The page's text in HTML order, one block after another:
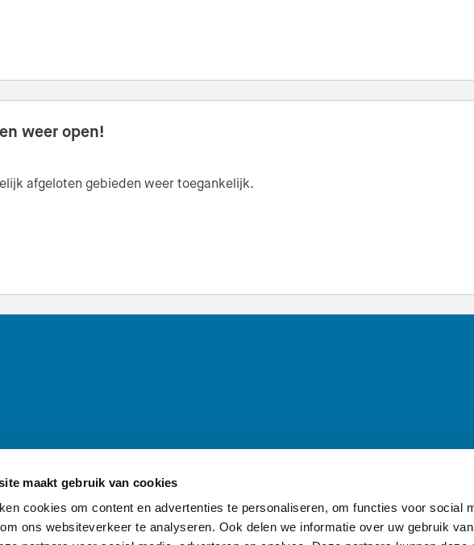
maakt gebruik van cookies
cookies om content en advertenties te personaliseren, om functies voor social
ons websiteverkeer te analyseren. Ook delen we informatie over uw gebruik
weer open!
afgeloten gebieden weer toegankelijk.
— Naar de homepage van awd.waternet.nl